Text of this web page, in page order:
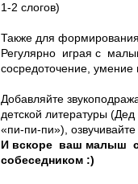
1-2 слогов)
Также для
Регулярно играя с
сосредоточение, умение
Добавляйте
детской литературы
«пи-пи-пи»),
И вскоре ваш малыш
собеседником :)